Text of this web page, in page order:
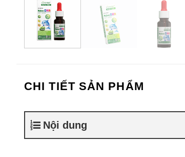
CHI TIẾT SẢN PHẨM
Nội dung